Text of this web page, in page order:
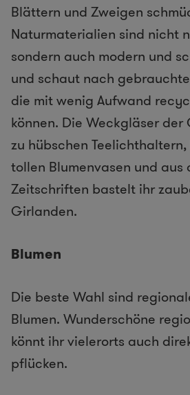
Blättern und Zweigen
Naturmaterialien sind nicht
sondern auch modern und
und schaut nach
die mit wenig Aufwand
können. Die Weckgläser der
zu hübschen
tollen Blumenvasen und aus
Zeitschriften bastelt ihr
Girlanden.
Blumen
Die beste Wahl sind
Blumen. Wunderschöne
könnt ihr vielerorts auch
pflücken.